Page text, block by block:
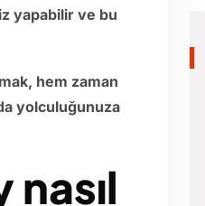
yapabilir ve bu
hem zaman
yolculuğunuza